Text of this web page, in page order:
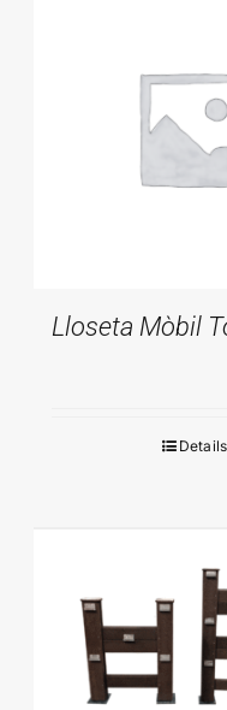
Lloseta Mòbil
Details